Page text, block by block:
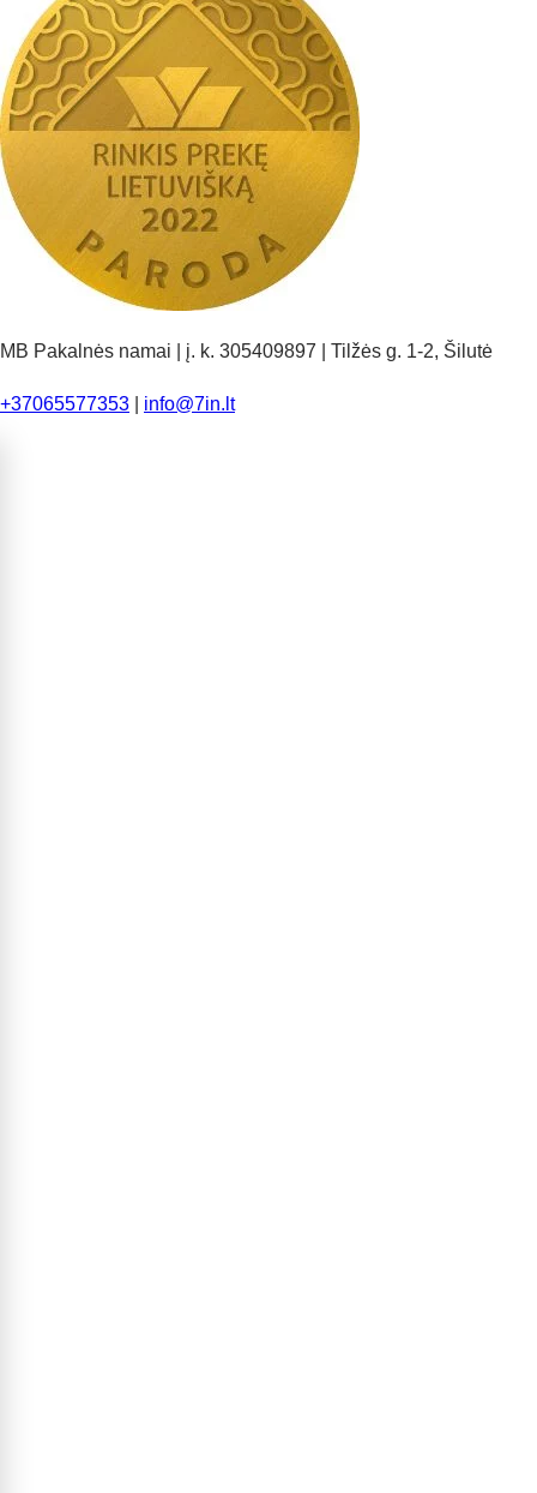
MB Pakalnės namai | į. k. 305409897 | Tilžės g. 1-2, Šilutė
+37065577353 info@7in.lt